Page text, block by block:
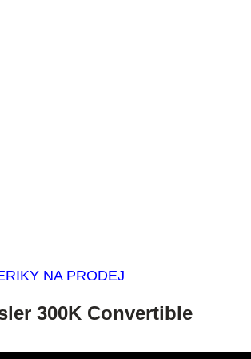
NA PRODEJ
300K Convertible